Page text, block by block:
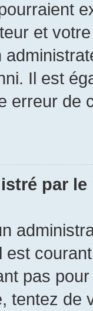
et
Il est
erreur de
par
est
pas
tentez de